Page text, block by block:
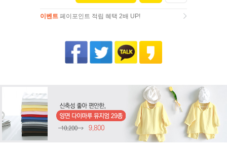
이벤트 페이포인트 적립 혜택 2배 UP!